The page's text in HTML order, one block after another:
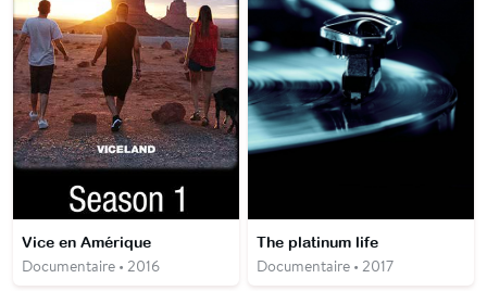
Vice en Amérique
Documentaire • 2016
The platinum life
Documentaire • 2017